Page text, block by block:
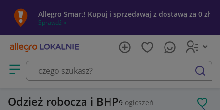
Allegro Smart! Kupuj i sprzedawaj z dostawą za 0 zł
Sprawdź »
Otwórz menu z kategoriami
szukaj
Odzież robocza i BHP9 ogłoszeń